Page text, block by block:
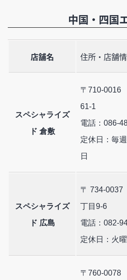
中国・四国
店舗名 住所・店舗
スペシャライズ
ド 倉敷
〒710-0016
61-1
電話：086-
定休日：毎
日
スペシャライズ
ド 広島
〒 734-
丁目9-6
電話：082-
定休日：火
〒760-0078